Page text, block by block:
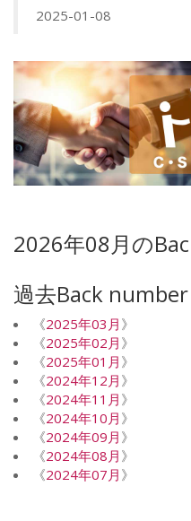
2025-01-08
2026年08月の
過去Back number
《2025年03月 》
《2025年02月 》
《2025年01月 》
《2024年12月 》
《2024年11月 》
《2024年10月 》
《2024年09月 》
《2024年08月 》
《2024年07月 》